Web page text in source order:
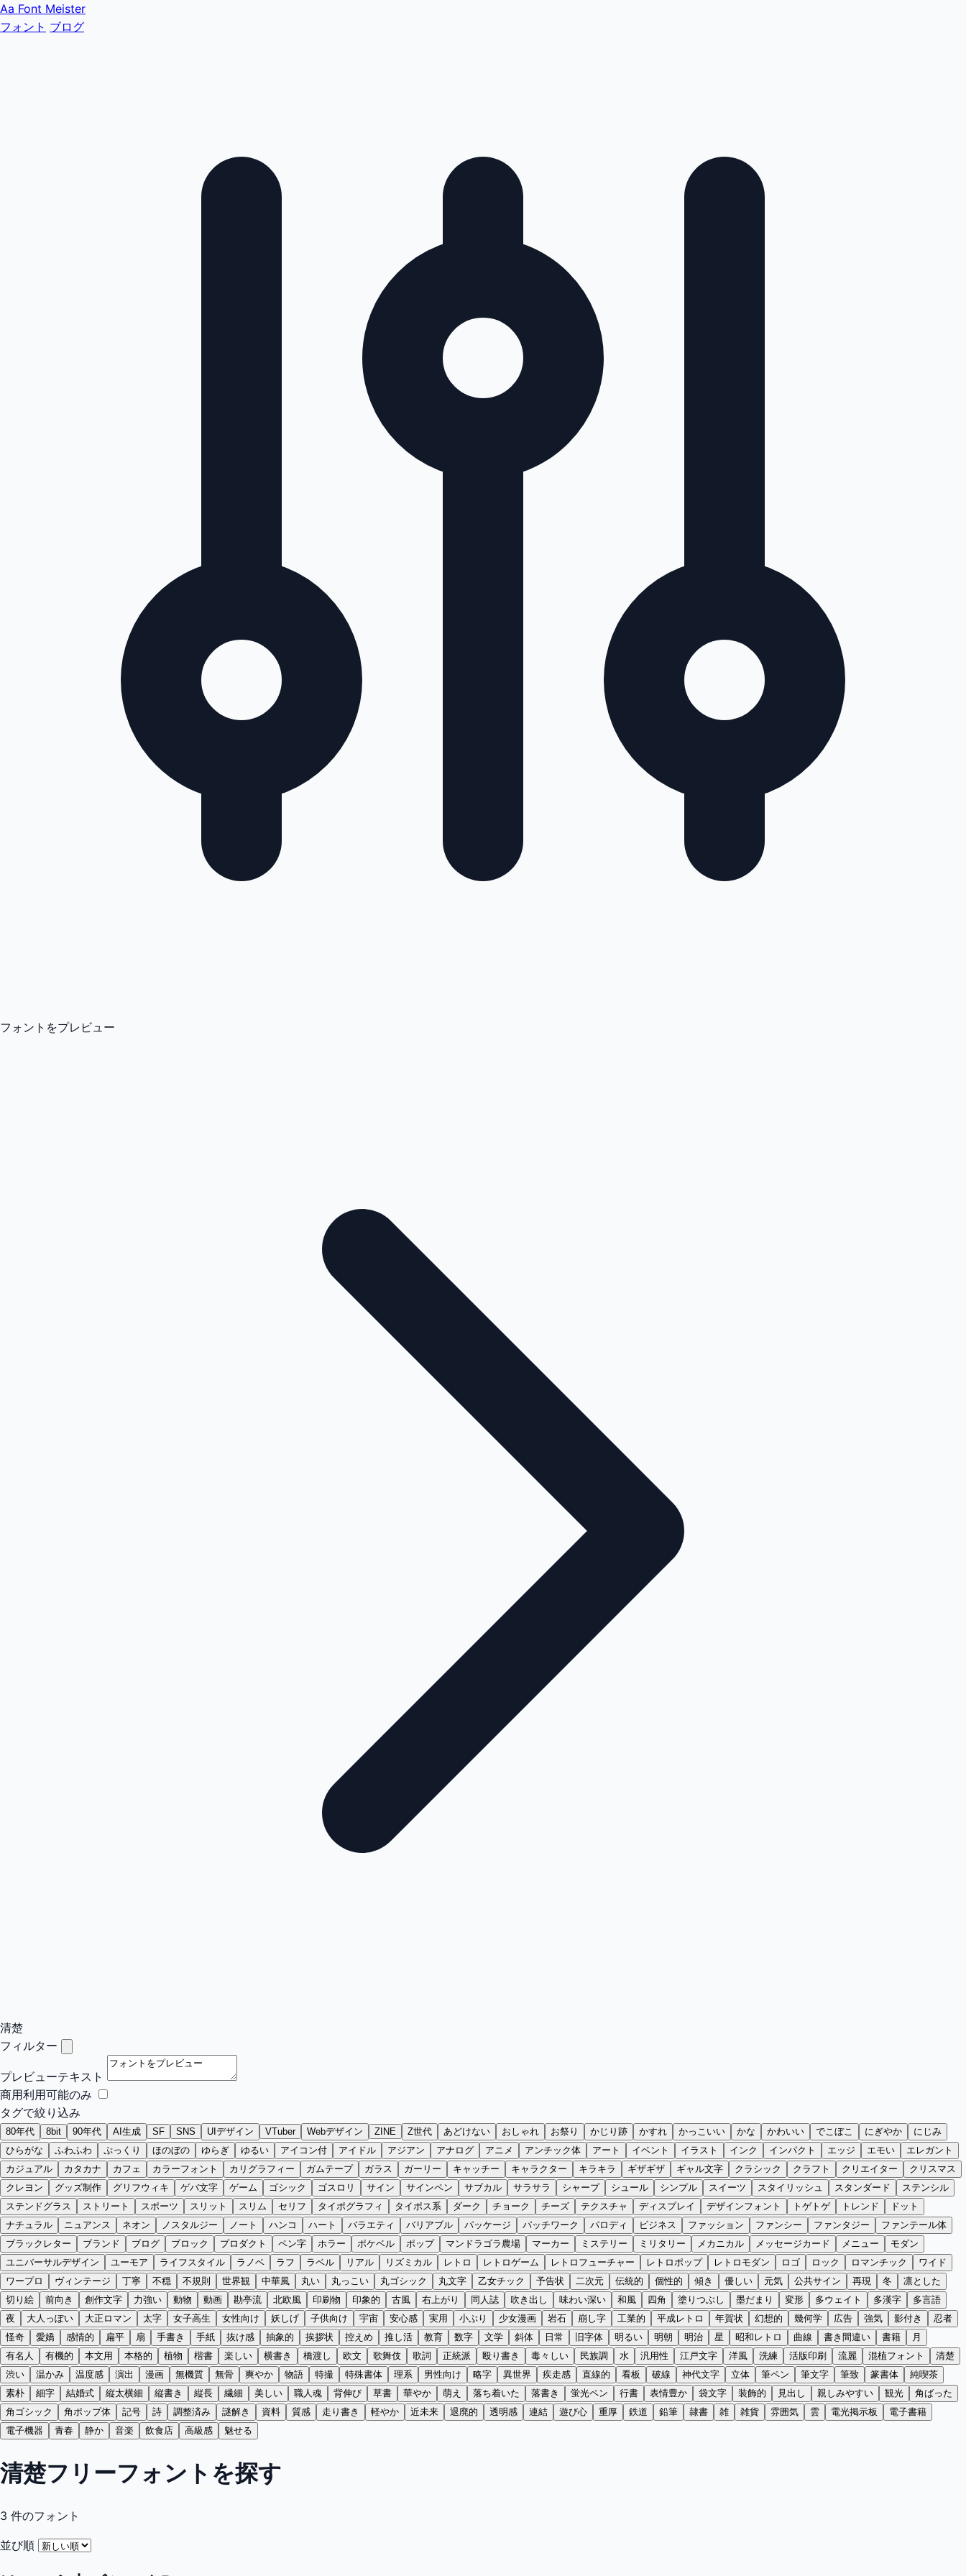
Aa Font Meister
フォント ブログ
フォントをプレビュー
清楚
フィルター
プレビューテキスト
商用利用可能のみ
タグで絞り込み
80年代 8bit 90年代 AI生成 SF SNS UIデザイン VTuber Webデザイン ZINE Z世代 あどけない おしゃれ お祭り かじり跡 かすれ かっこいい かな かわいい でこぼこ にぎやか
にじみ
ひらがな
ふわふわ ぷっくり ほのぼの ゆらぎ ゆるい アイコン付 アイドル アジアン アナログ アニメ アンチック体 アート イベント イラスト インク インパクト エッジ エモい
エレガント
カジュアル
カタカナ カフェ カラーフォント カリグラフィー ガムテープ ガラス ガーリー キャッチー キャラクター キラキラ ギザギザ ギャル文字 クラシック クラフト クリエイター
クリスマス
クレヨン
グッズ制作 グリフウィキ ゲバ文字 ゲーム ゴシック ゴスロリ サイン サインペン サブカル サラサラ シャープ シュール シンプル スイーツ スタイリッシュ スタンダード
ステンシル
ステンドグラス
ストリート スポーツ スリット スリム セリフ タイポグラフィ タイポス系 ダーク チョーク チーズ テクスチャ ディスプレイ デザインフォント トゲトゲ トレンド
ドット
ナチュラル
ニュアンス ネオン ノスタルジー ノート ハンコ ハート バラエティ バリアブル パッケージ パッチワーク パロディ ビジネス ファッション ファンシー ファンタジー
ファンテール体
ブラックレター
ブランド ブログ ブロック プロダクト ペン字 ホラー ポケベル ポップ マンドラゴラ農場 マーカー ミステリー ミリタリー メカニカル メッセージカード メニュー
モダン
ユニバーサルデザイン
ユーモア ライフスタイル ラノベ ラフ ラベル リアル リズミカル レトロ レトロゲーム レトロフューチャー レトロポップ レトロモダン ロゴ ロック ロマンチック
ワイド
ワープロ
ヴィンテージ 丁寧 不穏 不規則 世界観 中華風 丸い 丸っこい 丸ゴシック 丸文字 乙女チック 予告状 二次元 伝統的 個性的 傾き 優しい 元気 公共サイン 再現 冬
凛とした
切り絵
前向き 創作文字 力強い 動物 動画 勘亭流 北欧風 印刷物 印象的 古風 右上がり 同人誌 吹き出し 味わい深い 和風 四角 塗りつぶし 墨だまり 変形 多ウェイト 多漢字
多言語
夜
大人っぽい 大正ロマン 太字 女子高生 女性向け 妖しげ 子供向け 宇宙 安心感 実用 小ぶり 少女漫画 岩石 崩し字 工業的 平成レトロ 年賀状 幻想的 幾何学 広告 強気 影付き
忍者
怪奇
愛嬌 感情的 扁平 扇 手書き 手紙 抜け感 抽象的 挨拶状 控えめ 推し活 教育 数字 文学 斜体 日常 旧字体 明るい 明朝 明治 星 昭和レトロ 曲線 書き間違い 書籍
月
有名人
有機的 本文用 本格的 植物 楷書 楽しい 横書き 橋渡し 欧文 歌舞伎 歌詞 正統派 殴り書き 毒々しい 民族調 水 汎用性 江戸文字 洋風 洗練 活版印刷 流麗 混植フォント
清楚
渋い
温かみ 温度感 演出 漫画 無機質 無骨 爽やか 物語 特撮 特殊書体 理系 男性向け 略字 異世界 疾走感 直線的 看板 破線 神代文字 立体 筆ペン 筆文字 筆致 篆書体
純喫茶
素朴
細字 結婚式 縦太横細 縦書き 縦長 繊細 美しい 職人魂 背伸び 草書 華やか 萌え 落ち着いた 落書き 蛍光ペン 行書 表情豊か 袋文字 装飾的 見出し 親しみやすい 観光
角ばった
角ゴシック
角ポップ体 記号 詩 調整済み 謎解き 資料 質感 走り書き 軽やか 近未来 退廃的 透明感 連結 遊び心 重厚 鉄道 鉛筆 隷書 雑 雑貨 雰囲気 雲 電光掲示板
電子書籍
電子機器
青春 静か 音楽 飲食店 高級感 魅せる
清楚フリーフォントを探す
3 件のフォント
並び順